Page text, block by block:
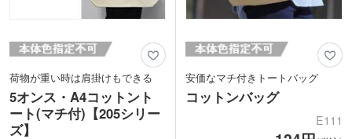
荷物が重い時は肩掛けもできる
5オンス・A4コットント
ート(マチ付)【205シリー
ズ】
安価なマチ付きトートバッグ
コットンバッグ
E111